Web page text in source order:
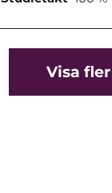
Visa fler